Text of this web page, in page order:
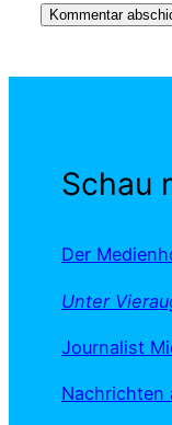
Schau
Der
Unter
Journalist
Nachrichten